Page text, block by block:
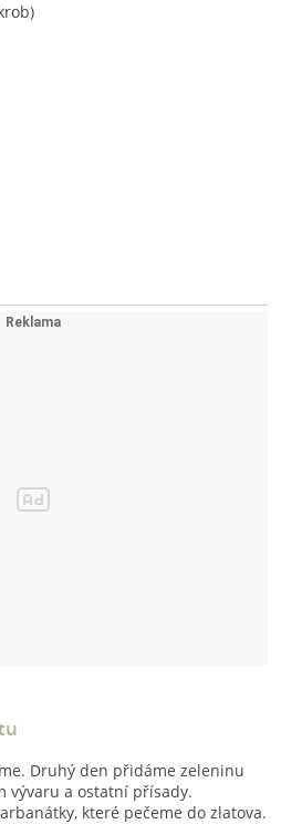
Druhý den přidáme zeleninu
vývaru a ostatní přísady.
které pečeme do zlatova.